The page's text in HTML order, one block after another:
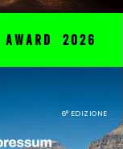
award 2026
6° EDIZIONE